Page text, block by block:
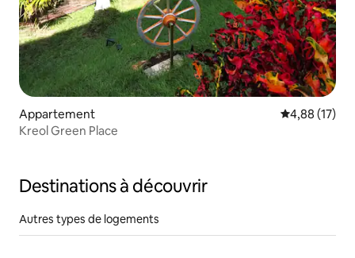
Appartement Évaluation
4,88 (17)
Kreol Green Place
Destinations à découvrir
Autres types de logements